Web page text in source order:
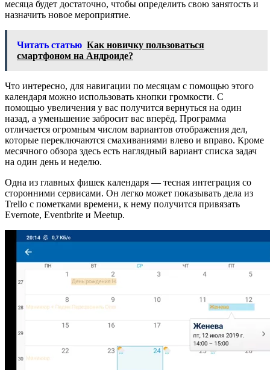
месяца будет достаточно, чтобы определить свою занятость и
назначить новое мероприятие.
Читать статью Как новичку пользоваться
смартфоном на Андроиде?
Что интересно, для навигации по месяцам с помощью этого
календаря можно использовать кнопки громкости. С
помощью увеличения у вас получится вернуться на один
назад, а уменьшение забросит вас вперёд. Программа
отличается огромным числом вариантов отображения дел,
которые переключаются смахиваниями влево и вправо. Кроме
месячного обзора здесь есть наглядный вариант списка задач
на один день и неделю.
Одна из главных фишек календаря — тесная интеграция со
сторонними сервисами. Он легко может показывать дела из
Trello с пометками времени, к нему получится привязать
Evernote, Eventbrite и Meetup.